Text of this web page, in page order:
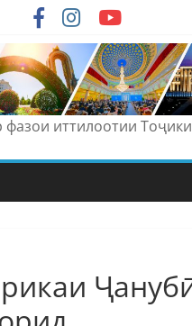
фазои иттилоотии